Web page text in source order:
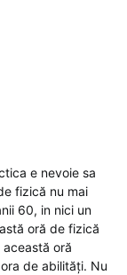
e nevoie sa
fizică nu mai
60, in nici un
oră de fizică
oră
de abilități. Nu